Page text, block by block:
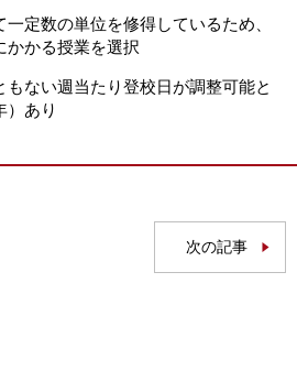
定数の単位を修得しているため、
かかる授業を選択
ない週当たり登校日が調整可能と
）あり
次の記事